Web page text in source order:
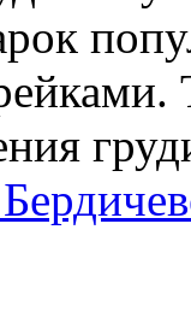
.